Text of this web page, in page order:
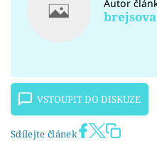
Autor
VSTOUPIT DO DISKUZE
Sdílejte článek